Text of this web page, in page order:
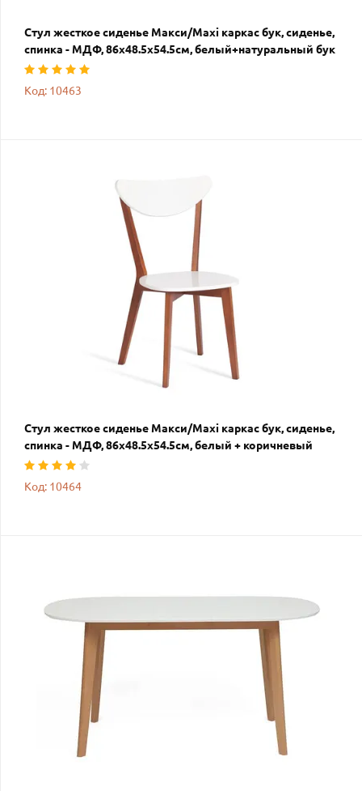
Стул жесткое сиденье Макси/Maxi каркас бук, сиденье,
спинка - МДФ, 86х48.5х54.5см, белый+натуральный бук
Код: 10463
Стул жесткое сиденье Макси/Maxi каркас бук, сиденье,
спинка - МДФ, 86х48.5х54.5см, белый + коричневый
Код: 10464